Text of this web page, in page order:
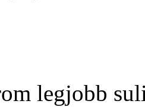
legjobb